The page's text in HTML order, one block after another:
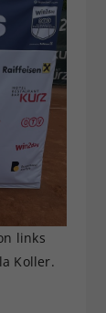
links
Koller.